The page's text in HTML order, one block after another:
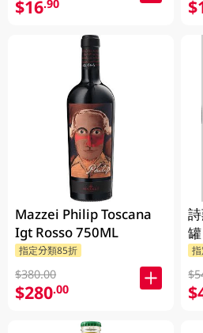
$16.90
Mazzei Philip Toscana
Igt Rosso 750ML
指定分類85折
$380.00
$280.00